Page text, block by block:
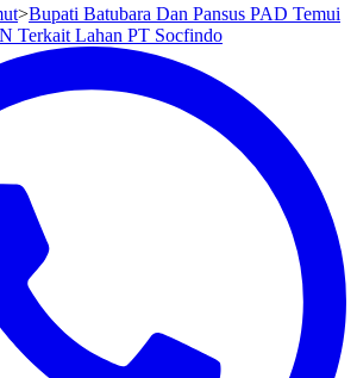
>Bupati Batubara Dan Pansus PAD Temui
Terkait Lahan PT Socfindo